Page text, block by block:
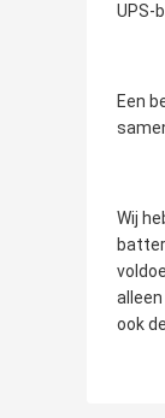
UPS-
Een
Wij
ook